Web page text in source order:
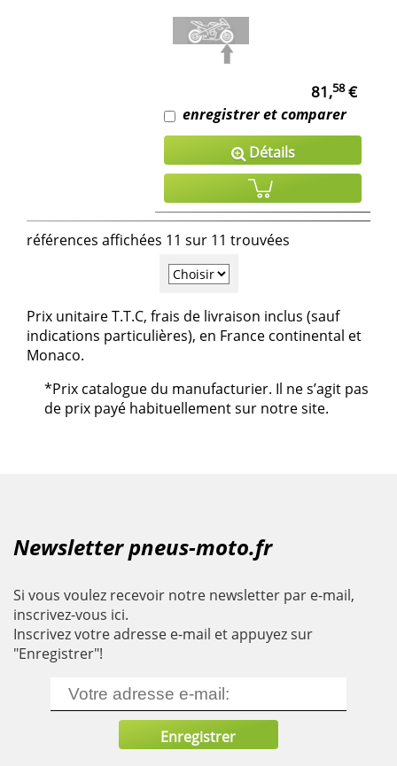
81,58€
enregistrer et comparer
Détails
références affichées 11 sur 11 trouvées
Prix unitaire T.T.C, frais de livraison inclus (sauf
indications particulières), en France continental et
Monaco.
*Prix catalogue du manufacturier. Il ne s’agit pas
de prix payé habituellement sur notre site.
Newsletter pneus-moto.fr
Si vous voulez recevoir notre newsletter par e-mail,
inscrivez-vous ici.
Inscrivez votre adresse e-mail et appuyez sur
"Enregistrer"!